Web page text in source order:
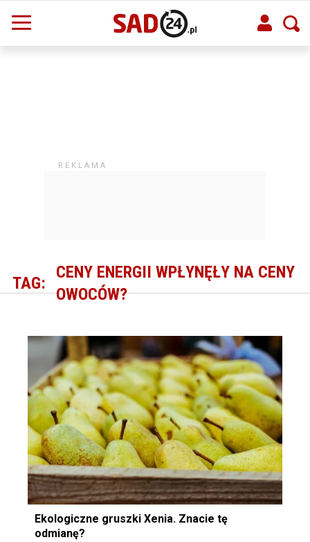
TAG:
CENY ENERGII WPŁYNĘŁY NA CENY
OWOCÓW?
Ekologiczne gruszki Xenia. Znacie tę
odmianę?